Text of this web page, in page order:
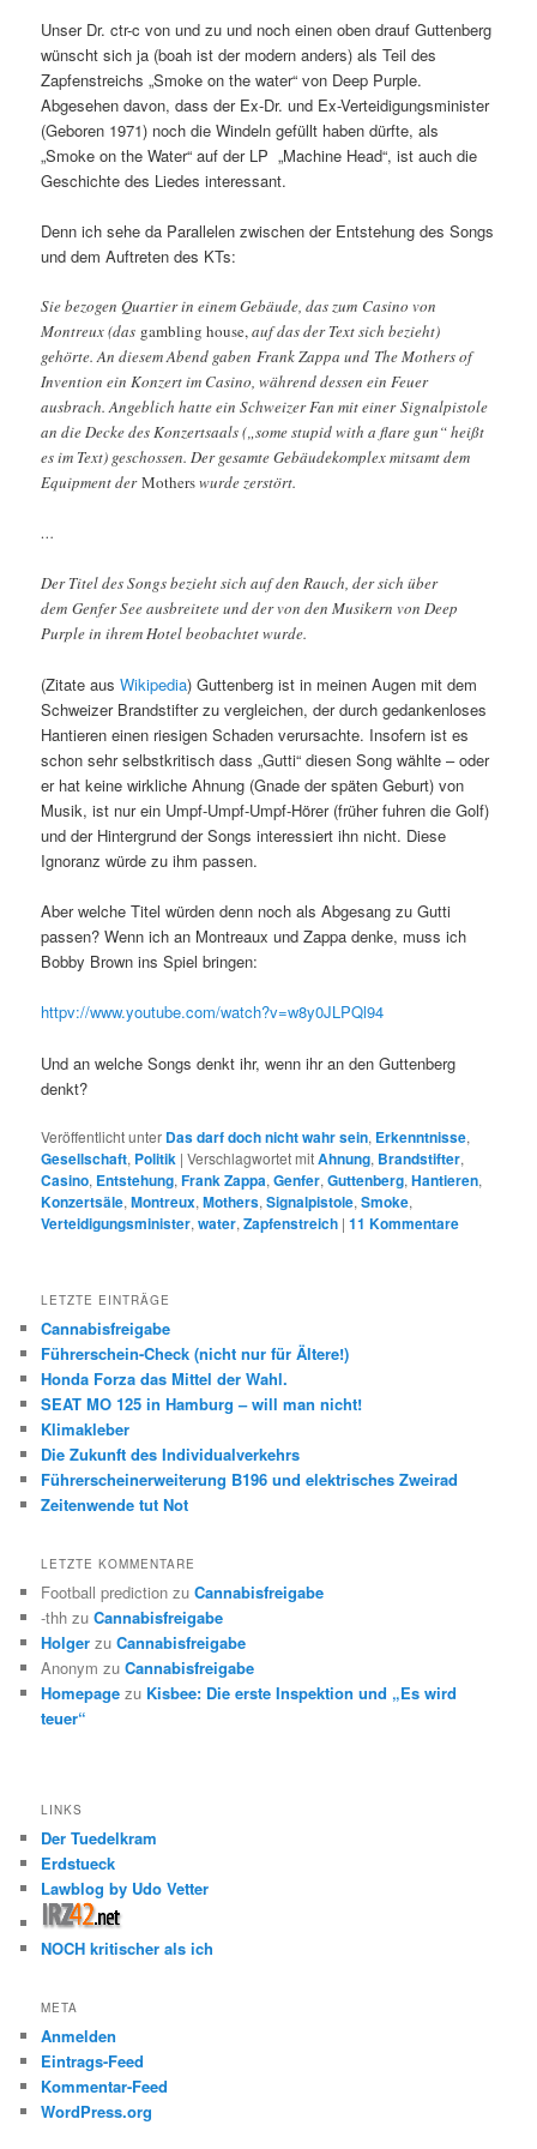
Unser Dr. ctr-c von und zu und noch einen oben drauf Guttenberg
wünscht sich ja (boah ist der modern anders) als Teil des
Zapfenstreichs „Smoke on the water“ von Deep Purple.
Abgesehen davon, dass der Ex-Dr. und Ex-Verteidigungsminister
(Geboren 1971) noch die Windeln gefüllt haben dürfte, als
„Smoke on the Water“ auf der LP „Machine Head“, ist auch die
Geschichte des Liedes interessant.
Denn ich sehe da Parallelen zwischen der Entstehung des Songs
und dem Auftreten des KTs:
Sie bezogen Quartier in einem Gebäude, das zum Casino von
Montreux (das gambling house,auf das der Text sich bezieht)
gehörte. An diesem Abend gaben Frank Zappa und The Mothers of
Invention ein Konzert im Casino, während dessen ein Feuer
ausbrach. Angeblich hatte ein Schweizer Fan mit einer Signalpistole
an die Decke des Konzertsaals („some stupid with a flare gun“ heißt
es im Text) geschossen. Der gesamte Gebäudekomplex mitsamt dem
Equipment derMotherswurde zerstört.
…
Der Titel des Songs bezieht sich auf den Rauch, der sich über
dem Genfer See ausbreitete und der von den Musikern von Deep
Purple in ihrem Hotel beobachtet wurde.
(Zitate ausWikipedia) Guttenberg ist in meinen Augen mit dem
Schweizer Brandstifter zu vergleichen, der durch gedankenloses
Hantieren einen riesigen Schaden verursachte. Insofern ist es
schon sehr selbstkritisch dass „Gutti“ diesen Song wählte – oder
er hat keine wirkliche Ahnung (Gnade der späten Geburt) von
Musik, ist nur ein Umpf-Umpf-Umpf-Hörer (früher fuhren die Golf)
und der Hintergrund der Songs interessiert ihn nicht. Diese
Ignoranz würde zu ihm passen.
Aber welche Titel würden denn noch als Abgesang zu Gutti
passen? Wenn ich an Montreaux und Zappa denke, muss ich
Bobby Brown ins Spiel bringen:
httpv://www.youtube.com/watch?v=w8y0JLPQl94
Und an welche Songs denkt ihr, wenn ihr an den Guttenberg
denkt?
Veröffentlicht unter Das darf doch nicht wahr sein, Erkenntnisse,
Gesellschaft, Politik |Verschlagwortet mitAhnung, Brandstifter,
Casino, Entstehung,Frank Zappa,Genfer,Guttenberg,Hantieren,
Konzertsäle,Montreux,Mothers,Signalpistole,Smoke,
Verteidigungsminister,water,Zapfenstreich |11 Kommentare
LETZTE EINTRÄGE
Cannabisfreigabe
Führerschein-Check (nicht nur für Ältere!)
Honda Forza das Mittel der Wahl.
SEAT MO 125 in Hamburg – will man nicht!
Klimakleber
Die Zukunft des Individualverkehrs
Führerscheinerweiterung B196 und elektrisches Zweirad
Zeitenwende tut Not
LETZTE KOMMENTARE
Football prediction zuCannabisfreigabe
-thh zuCannabisfreigabe
Holger zuCannabisfreigabe
Anonym zuCannabisfreigabe
Homepage zu Kisbee: Die erste Inspektion und „Es wird
teuer“
LINKS
Der Tuedelkram
Erdstueck
Lawblog by Udo Vetter
NOCH kritischer als ich
META
Anmelden
Eintrags-Feed
Kommentar-Feed
WordPress.org